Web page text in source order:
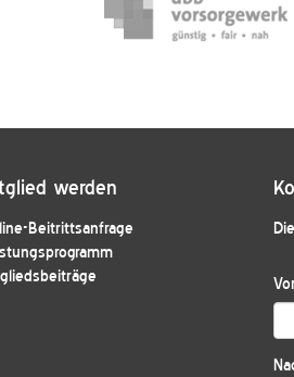
werden
Beitrittsanfrage